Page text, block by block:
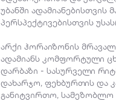
უბანში
პერსპექტივებისთვის
არქი ჰორაიზონის
ადამიანს კომფორტული
დარბაზი - სასურველი
დახარჯო, ფეხბურთის და
განიტვირთო, სამეზობლო